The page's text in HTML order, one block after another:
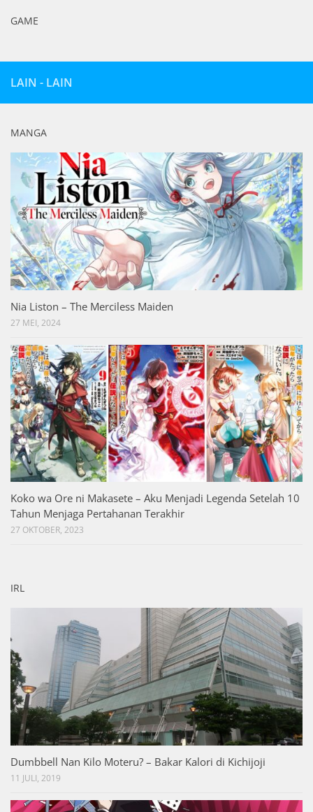
GAME
LAIN - LAIN
MANGA
Nia Liston – The Merciless Maiden
27 MEI, 2024
Koko wa Ore ni Makasete – Aku Menjadi Legenda Setelah 10
Tahun Menjaga Pertahanan Terakhir
27 OKTOBER, 2023
IRL
Dumbbell Nan Kilo Moteru? – Bakar Kalori di Kichijoji
11 JULI, 2019